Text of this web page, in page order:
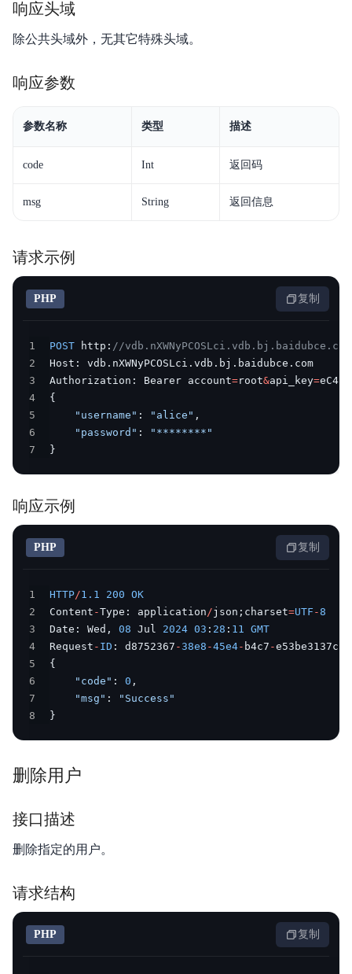
响应头域
除公共头域外，无其它特殊头域。
响应参数
参数名称 类型 描述
code Int 返回码
msg String 返回信息
请求示例
PHP 复制
1 POST http : //
2
Host : vdb . nXWNyPCOSLci . vdb . bj . baidubce .
3
Authorization : Bearer account=root&api_key=
4
{
5
"username" : "alice" ,
6
"password" :
"********"
7
}
响应示例
PHP 复制
1 HTTP/1.1 200 OK
2
Content -Type : application /json ; charset=UTF -8
3
Date : Wed , 08 Jul 2024 03 : 28 : 11
GMT
4
Request - ID : d8752367 -38e8 -45e4- b4c7 -
5
{
6
"code" : 0 ,
7
"msg" :
"Success"
8
}
删除用户
接口描述
删除指定的用户。
请求结构
PHP 复制